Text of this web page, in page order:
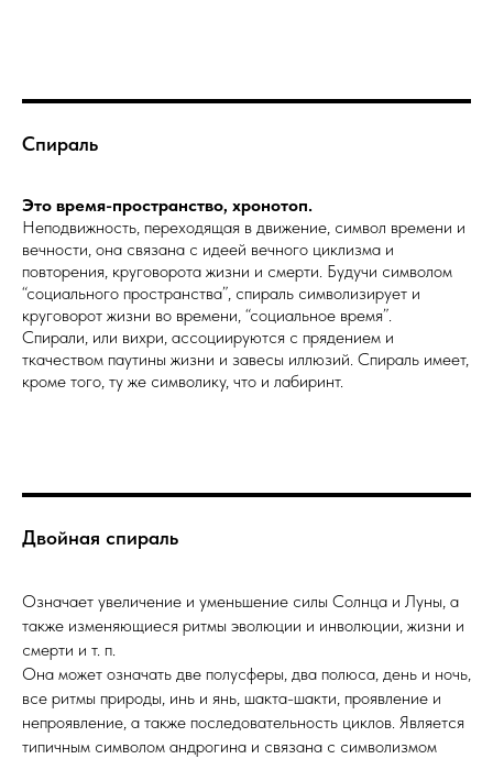
Спираль
Это время-пространство, хронотоп.
Неподвижность, переходящая в движение, символ времени и
вечности, она связана с идеей вечного циклизма и
повторения, круговорота жизни и смерти. Будучи символом
“социального пространства”, спираль символизирует и
круговорот жизни во времени, “социальное время”.
Спирали, или вихри, ассоциируются с прядением и
ткачеством паутины жизни и завесы иллюзий. Спираль имеет,
кроме того, ту же символику, что и лабиринт.
Двойная спираль
Означает увеличение и уменьшение силы Солнца и Луны, а
также изменяющиеся ритмы эволюции и инволюции, жизни и
смерти и т. п.
Она может означать две полусферы, два полюса, день и ночь,
все ритмы природы, инь и янь, шакта-шакти, проявление и
непроявление, а также последовательность циклов. Является
типичным символом андрогина и связана с символизмом